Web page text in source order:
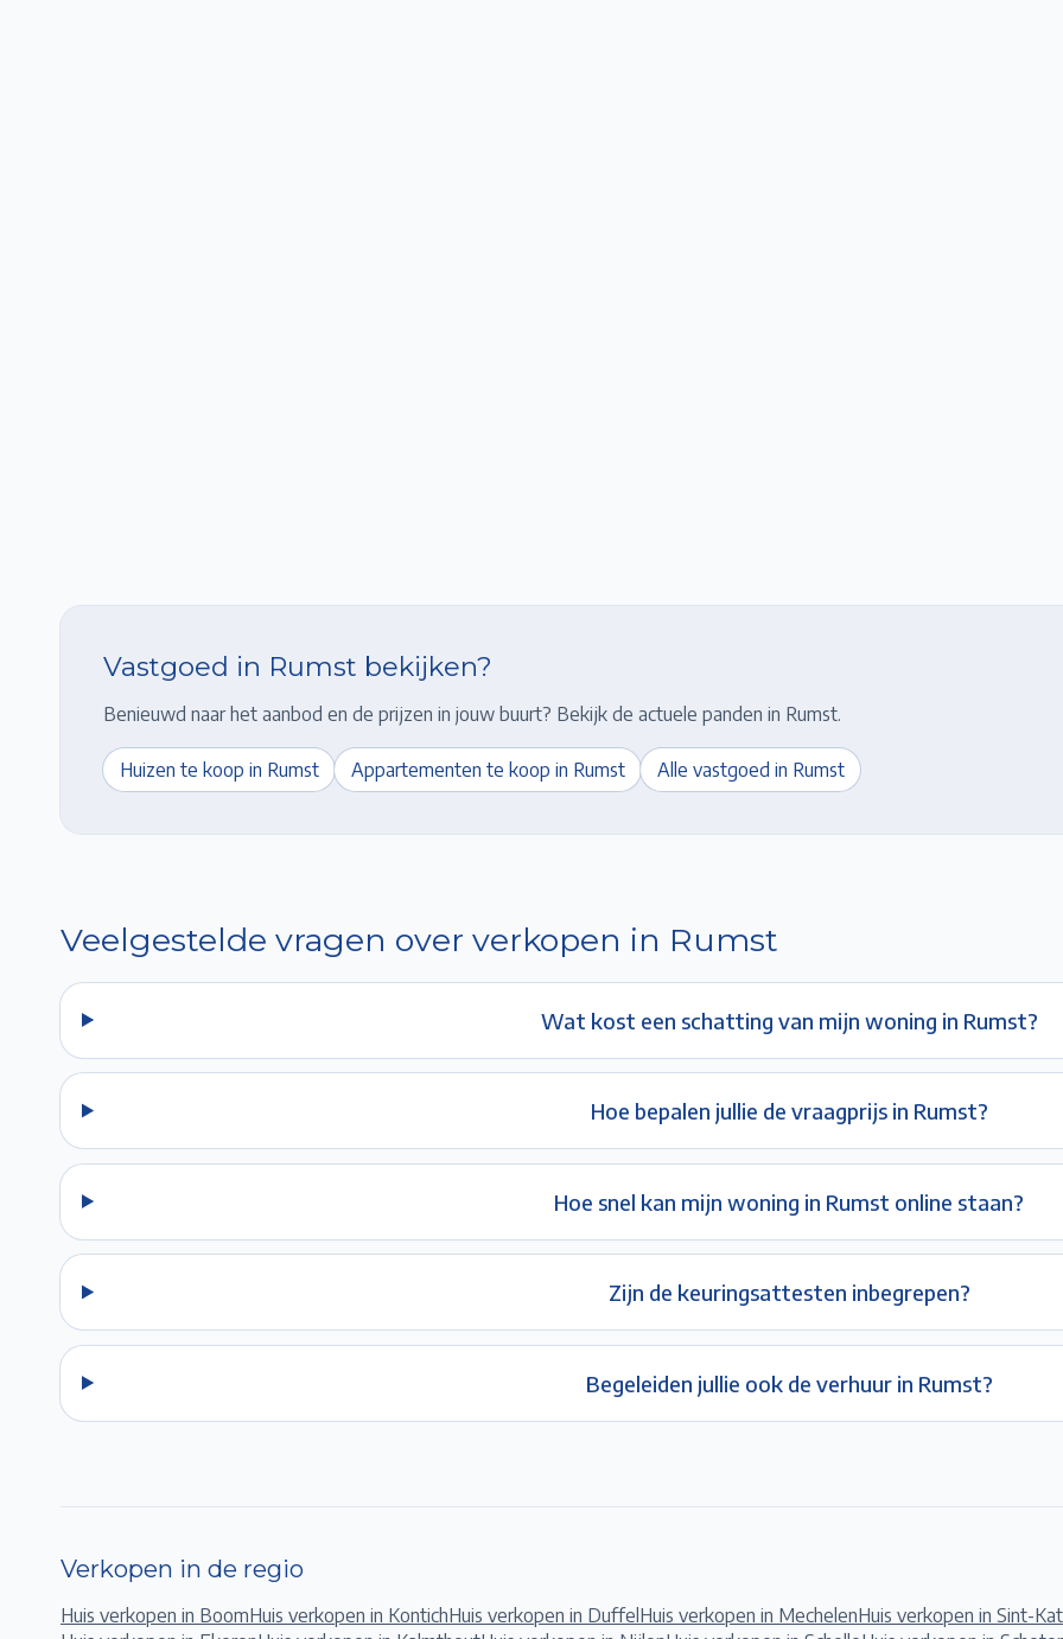
Vastgoed in Rumst bekijken?
Benieuwd naar het aanbod en de prijzen in jouw buurt? Bekijk de actuele panden in Rumst.
Huizen te koop in Rumst Appartementen te koop in Rumst Alle vastgoed in Rumst
Veelgestelde vragen over verkopen in Rumst
Wat kost een schatting van mijn woning in Rumst?
Hoe bepalen jullie de vraagprijs in Rumst?
Hoe snel kan mijn woning in Rumst online staan?
Zijn de keuringsattesten inbegrepen?
Begeleiden jullie ook de verhuur in Rumst?
Verkopen in de regio
Huis verkopen in BoomHuis verkopen in KontichHuis verkopen in DuffelHuis verkopen in MechelenHuis verkopen in Sint-